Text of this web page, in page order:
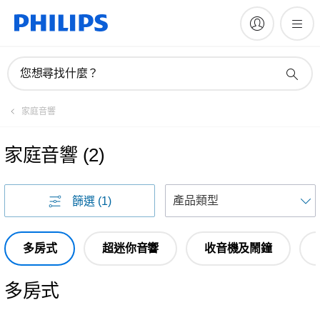
您想尋找什麼？
家庭音響
家庭音響 (2)
篩選 (1)
多房式
超迷你音響 收音機及鬧鐘
多房式